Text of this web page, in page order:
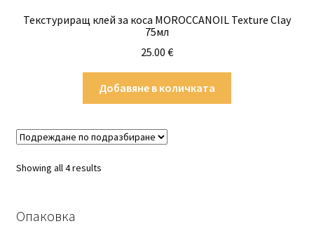
Текстуриращ клей за коса MOROCCANOIL Texture Clay
75мл
25.00 €
Добавяне в количката
Showing all 4 results
Опаковка